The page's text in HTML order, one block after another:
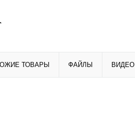
ТОВАРЫ ФАЙЛЫ ВИДЕО